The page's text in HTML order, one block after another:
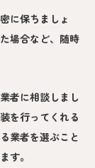
に保ちましょ
場合など、随時
者に相談しまし
を行ってくれる
業者を選ぶこと
す。